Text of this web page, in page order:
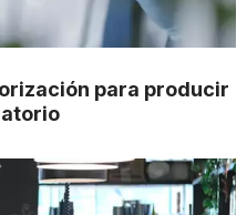
para producir